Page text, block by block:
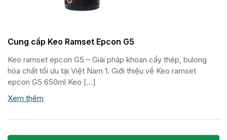
Cung cấp Keo Ramset Epcon G5
Keo ramset epcon G5 – Giải pháp khoan cấy thép, bulong
hóa chất tối ưu tại Việt Nam 1. Giới thiệu về Keo ramset
epcon G5 650ml Keo […]
Xem thêm